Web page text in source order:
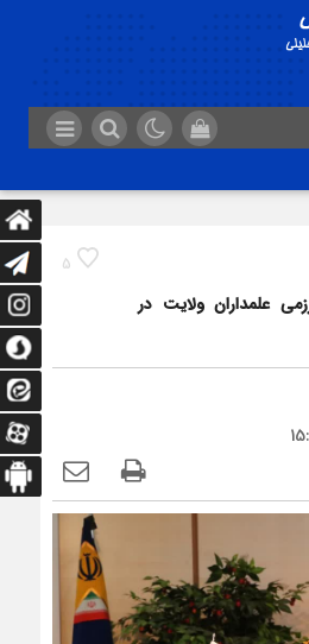
5
علمداران ولایت در